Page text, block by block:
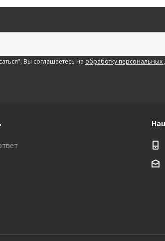
Вы соглашаетесь на обработку персональных